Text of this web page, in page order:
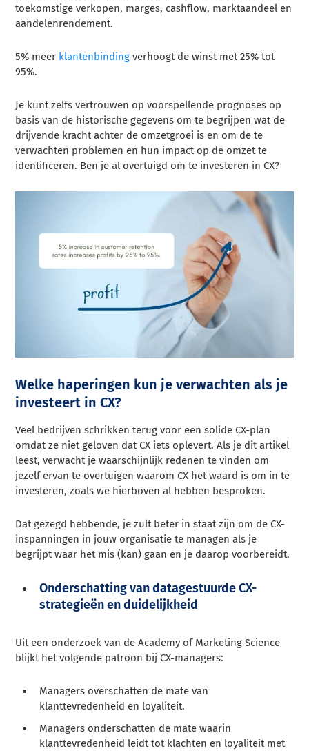
toekomstige verkopen, marges, cashflow, marktaandeel en
aandelenrendement.
5% meer klantenbinding verhoogt de winst met 25% tot
95%.
Je kunt zelfs vertrouwen op voorspellende prognoses op
basis van de historische gegevens om te begrijpen wat de
drijvende kracht achter de omzetgroei is en om de te
verwachten problemen en hun impact op de omzet te
identificeren. Ben je al overtuigd om te investeren in CX?
Welke haperingen kun je verwachten als je
investeert in CX?
Veel bedrijven schrikken terug voor een solide CX-plan
omdat ze niet geloven dat CX iets oplevert. Als je dit artikel
leest, verwacht je waarschijnlijk redenen te vinden om
jezelf ervan te overtuigen waarom CX het waard is om in te
investeren, zoals we hierboven al hebben besproken.
Dat gezegd hebbende, je zult beter in staat zijn om de CX-
inspanningen in jouw organisatie te managen als je
begrijpt waar het mis (kan) gaan en je daarop voorbereidt.
Onderschatting van datagestuurde CX-
strategieën en duidelijkheid
Uit een onderzoek van de Academy of Marketing Science
blijkt het volgende patroon bij CX-managers:
Managers overschatten de mate van
klanttevredenheid en loyaliteit.
Managers onderschatten de mate waarin
klanttevredenheid leidt tot klachten en loyaliteit met